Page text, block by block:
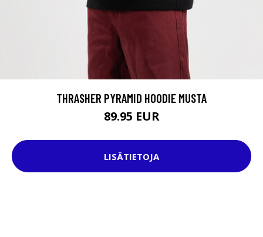
THRASHER PYRAMID HOODIE MUSTA
89.95 EUR
LISÄTIETOJA